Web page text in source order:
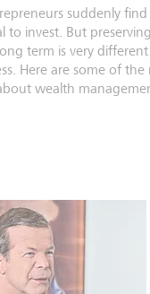
suddenly
to invest. But
term is very
Here are some of
wealth